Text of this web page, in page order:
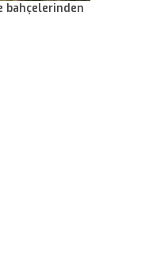
bahçelerinden